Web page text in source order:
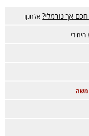
אך נורמלי? אלחנןו
משה